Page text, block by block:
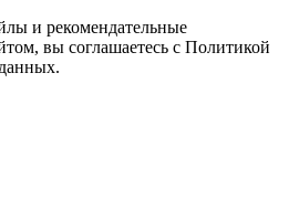
и рекомендательные
вы соглашаетесь с Политикой